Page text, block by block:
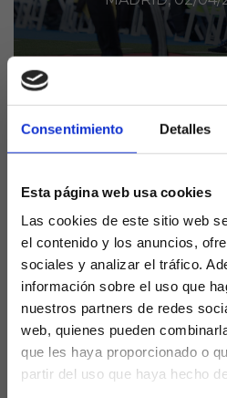
Consentimiento Detalles
Esta página web usa cookies
Las cookies de este sitio web
el contenido y los anuncios,
sociales y analizar el tráfico.
información sobre el uso que
nuestros partners de redes
web, quienes pueden
que les haya proporcionado o
partir del uso que haya hecho
descenso y tras la goleada
uno de los partidos
decidido prescindir de
del primer equipo.
Con un punto de los últimos
blanquivioleta encadena
y lo cierto es que con lo
momento de tomar una
la tomada.
Ronaldo busca la solución en